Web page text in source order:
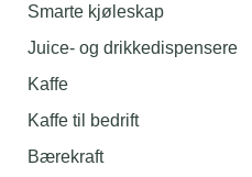
Smarte kjøleskap
Juice- og drikkedispensere
Kaffe
Kaffe til bedrift
Bærekraft